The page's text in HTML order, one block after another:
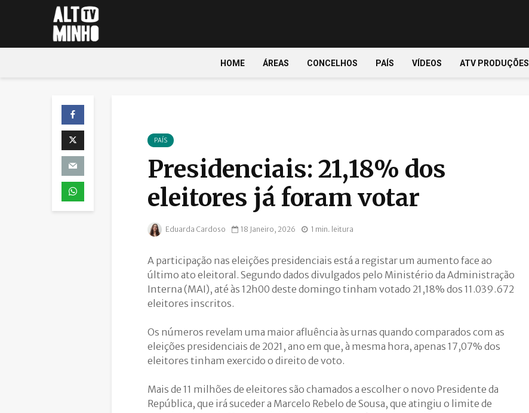
HOME ÁREAS CONCELHOS PAÍS VÍDEOS ATV PRODUÇÕES
PAÍS
Presidenciais: 21,18% dos
eleitores já foram votar
Eduarda Cardoso 18 Janeiro, 2026 1 min. leitura
A participação nas eleições presidenciais está a registar um aumento face ao
último ato eleitoral. Segundo dados divulgados pelo Ministério da Administração
Interna (MAI), até às 12h00 deste domingo tinham votado 21,18% dos 11.039.672
eleitores inscritos.
Os números revelam uma maior afluência às urnas quando comparados com as
eleições presidenciais de 2021, ano em que, à mesma hora, apenas 17,07% dos
eleitores tinham exercido o direito de voto.
Mais de 11 milhões de eleitores são chamados a escolher o novo Presidente da
República, que irá suceder a Marcelo Rebelo de Sousa, que atingiu o limite de